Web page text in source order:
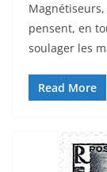
pensent, en
soulager les
Read More